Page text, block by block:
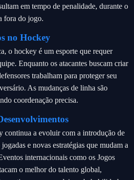
em tempo de penalidade, durante o
fora do jogo.
no Hockey
o hockey é um esporte que requer
Enquanto os atacantes buscam criar
trabalham para proteger seu
As mudanças de linha são
coordenação precisa.
continua a evoluir com a introdução de
e novas estratégias que mudam a
internacionais como os Jogos
o melhor do talento global,